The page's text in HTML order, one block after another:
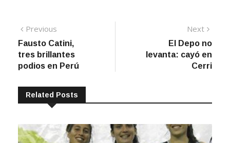
de
entradas
Fausto Catini,
tres brillantes
podios en Perú
El Depo no
levanta: cayó en
Cerri